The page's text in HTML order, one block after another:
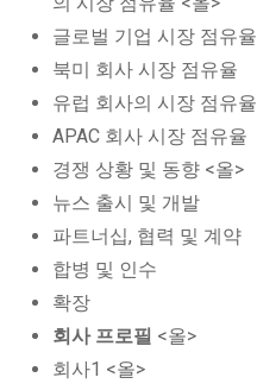
글로벌 기업 시장 점유율
북미 회사 시장 점유율
유럽 회사의 시장 점유율
APAC 회사 시장 점유율
경쟁 상황 및 동향 <올>
뉴스 출시 및 개발
파트너십, 협력 및 계약
합병 및 인수
확장
회사 프로필 <올>
회사1 <올>